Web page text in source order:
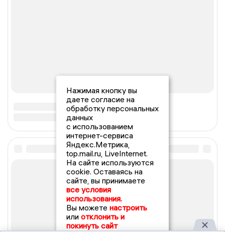
Нажимая кнопку вы
даете согласие на
обработку персональных
данных
с использованием
интернет-сервиса
Яндекс.Метрика,
top.mail.ru, LiveInternet.
На сайте используются
cookie. Оставаясь на
сайте, вы принимаете
все условия
использования.
Вы можете настроить
или отклонить и
покинуть сайт